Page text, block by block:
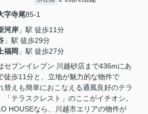
字寺尾85-1
河岸 」駅 徒歩11分
」駅 徒歩29分
上福岡 」駅 徒歩27分
セブンイレブン 川越砂店まで436mにあ
徒歩11分と、立地が魅力的な物件で
替えも簡単におこなえる通風良好のテラ
「テラスクレスト」のここがイチオシ。
HOUSEなら、川越市エリアの物件が